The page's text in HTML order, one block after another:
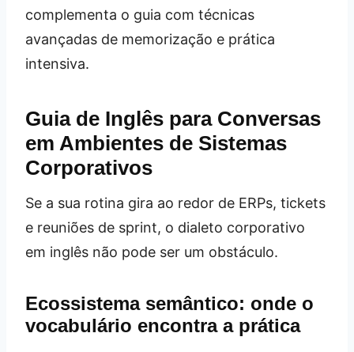
complementa o guia com técnicas
avançadas de memorização e prática
intensiva.
Guia de Inglês para Conversas
em Ambientes de Sistemas
Corporativos
Se a sua rotina gira ao redor de ERPs, tickets
e reuniões de sprint, o dialeto corporativo
em inglês não pode ser um obstáculo.
Ecossistema semântico: onde o
vocabulário encontra a prática